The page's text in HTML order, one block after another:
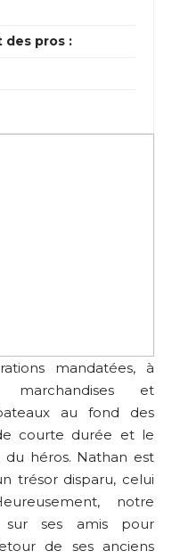
des pros :
mandatées, à
et
au fond des
courte durée et le
héros. Nathan est
trésor disparu, celui
notre
sur ses amis pour
de ses anciens